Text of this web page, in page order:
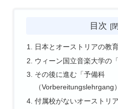
目次
日本とオーストリアの教
ウィーン国立音楽大学の
その後に進む「予備科
（Vorbereitungslehrgang
付属校がないオーストリ